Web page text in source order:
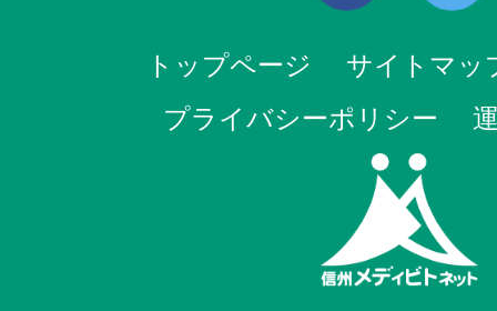
トップページ
サイトマッ
プライバシーポリシー